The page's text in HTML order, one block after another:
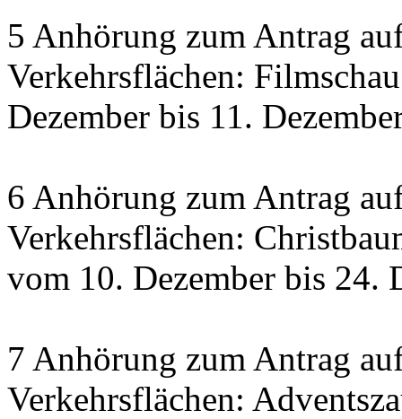
5 Anhörung zum Antrag
Verkehrsflächen:
Dezember bis 11.
6 Anhörung zum Antrag
Verkehrsflächen:
vom 10. Dezember bis 24.
7 Anhörung zum Antrag
Verkehrsflächen: